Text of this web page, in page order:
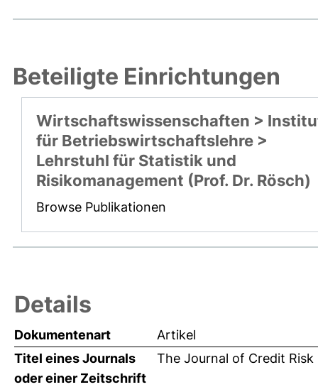
Beteiligte Einrichtungen
Wirtschaftswissenschaften >
für Betriebswirtschaftslehre >
Lehrstuhl für Statistik und
Risikomanagement (Prof. Dr. Rösch)
Browse Publikationen
Details
Dokumentenart
Artikel
Titel eines Journals
oder einer Zeitschrift
The Journal of Credit Risk